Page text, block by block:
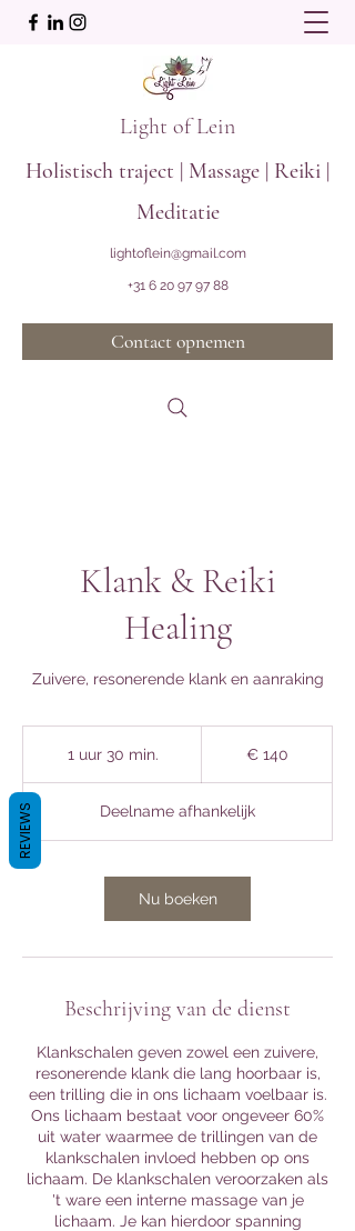
Light of Lein
Holistisch traject | Massage | Reiki |
Meditatie
lightoflein@gmail.com
+31 6 20 97 97 88
Contact opnemen
Klank & Reiki
Healing
Zuivere, resonerende klank en aanraking
1 uur 30 min.
3
0
i
n
.
€ 140
Deelname afhankelijk
Nu boeken
Beschrijving van de dienst
Klankschalen geven zowel een zuivere,
resonerende klank die lang hoorbaar is,
een trilling die in ons lichaam voelbaar is.
Ons lichaam bestaat voor ongeveer 60%
uit water waarmee de trillingen van de
klankschalen invloed hebben op ons
lichaam. De klankschalen veroorzaken als
't ware een interne massage van je
lichaam. Je kan hierdoor spanning
REVIEWS